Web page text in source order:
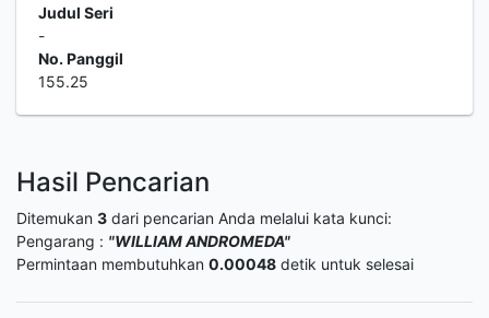
Judul Seri
-
No. Panggil
155.25
Hasil Pencarian
Ditemukan 3 dari pencarian Anda melalui kata kunci:
Pengarang : "WILLIAM ANDROMEDA"
Permintaan membutuhkan 0.00048 detik untuk selesai